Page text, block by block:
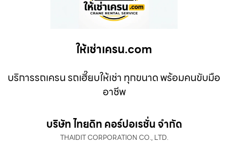
ให้เช่าเครน.com
บริการรถเครน รถเฮี๊ยบให้เช่า ทุกขนาด พร้อมคนขับมือ
อาชีพ
บริษัท ไทยดิท คอร์ปอเรชั่น จำกัด
THAIDIT CORPORATION CO., LTD.